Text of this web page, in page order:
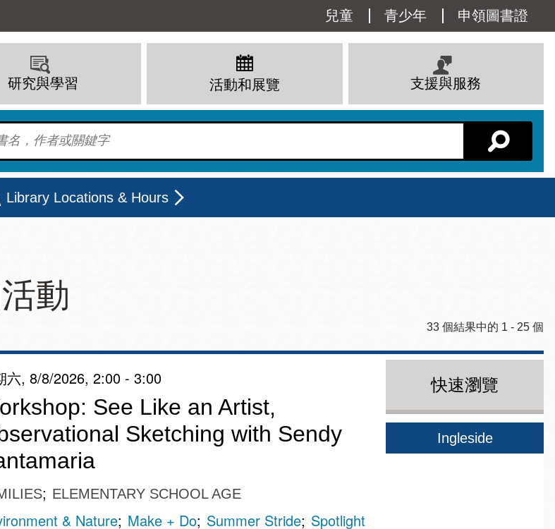
Utility
Menu
兒童 青少年 申領圖書證
研究與學習 活動和展覽 支援與服務
Library Locations & Hours
星期三
9 上午 - 8 下午
海
書館
Richmond/參議
員 Milton Marks
列治文區圖書分
館
Sunset日落區圖
書分館
動
33 個結果中的 1 - 25 個
六, 8/8/2026, 2:00 - 3:00
See Like an Artist,
Sketching with Sendy
ELEMENTARY SCHOOL AGE
& Nature Make + Do Summer Stride Spotlight
快速瀏覽
Ingleside